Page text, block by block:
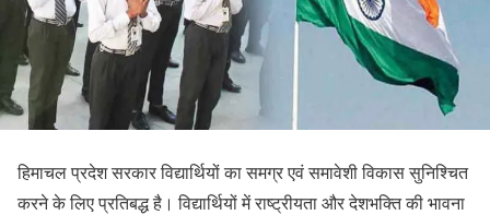
हिमाचल प्रदेश सरकार विद्यार्थियों का समग्र एवं समावेशी विकास सुनिश्चित
करने के लिए प्रतिबद्ध है। विद्यार्थियों में राष्ट्रीयता और देशभक्ति की भावना